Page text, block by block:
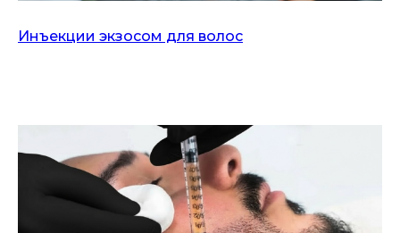
Инъекции экзосом для волос